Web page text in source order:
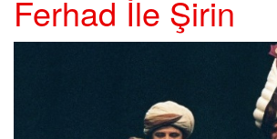
Ferhad İle Şirin